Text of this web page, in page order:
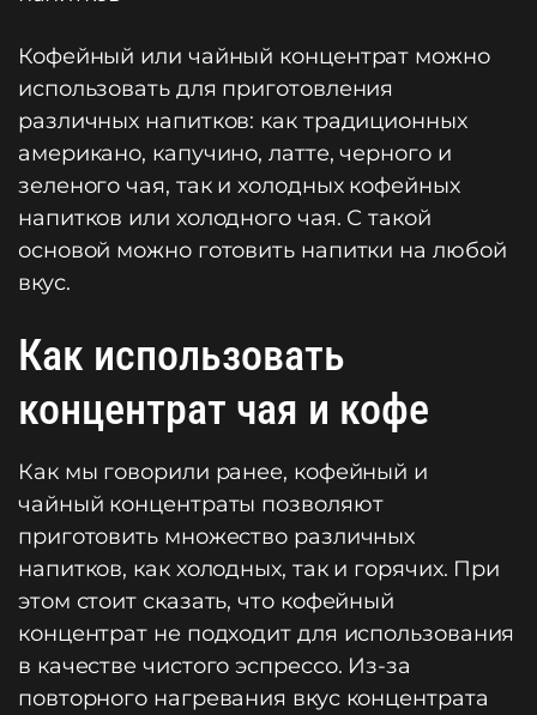
Кофейный или чайный концентрат можно
использовать для приготовления
различных напитков: как традиционных
американо, капучино, латте, черного и
зеленого чая, так и холодных кофейных
напитков или холодного чая. С такой
основой можно готовить напитки на любой
вкус.
Как использовать
концентрат чая и кофе
Как мы говорили ранее, кофейный и
чайный концентраты позволяют
приготовить множество различных
напитков, как холодных, так и горячих. При
этом стоит сказать, что кофейный
концентрат не подходит для использования
в качестве чистого эспрессо. Из-за
повторного нагревания вкус концентрата